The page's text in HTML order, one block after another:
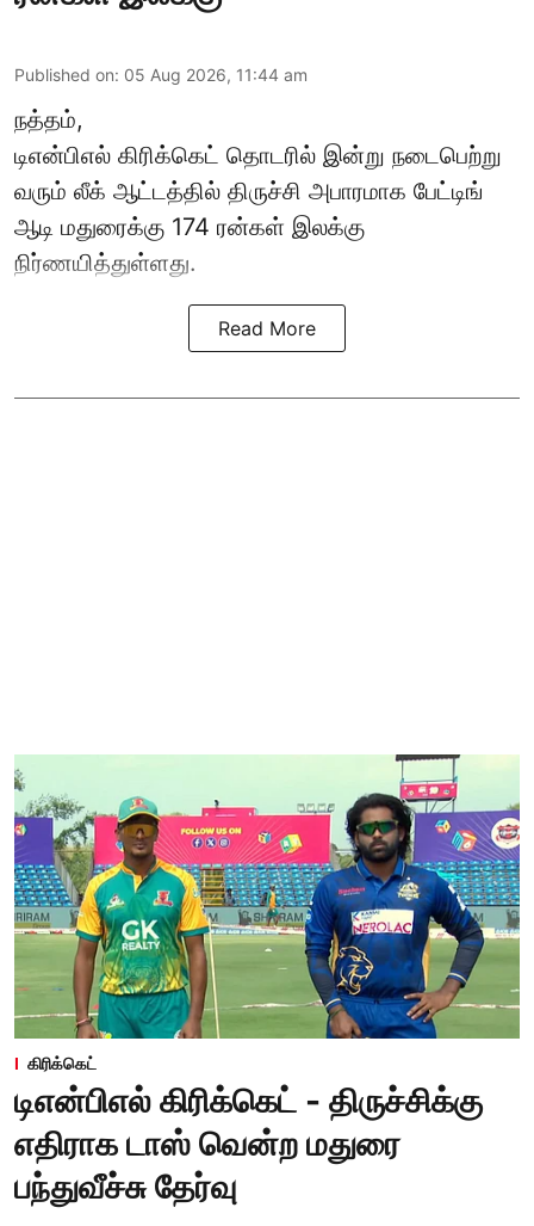
Published on: 05 Aug 2026, 11:44 am
நத்தம்,
டிஎன்பிஎல் கிரிக்கெட் தொடரில் இன்று நடைபெற்று
வரும் லீக் ஆட்டத்தில் திருச்சி அபாரமாக பேட்டிங்
ஆடி மதுரைக்கு 174 ரன்கள் இலக்கு
நிர்ணயித்துள்ளது.
Read More
கிரிக்கெட்
டிஎன்பிஎல் கிரிக்கெட் - திருச்சிக்கு
எதிராக டாஸ் வென்ற மதுரை
பந்துவீச்சு தேர்வு